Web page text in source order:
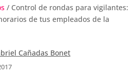
/ Control de rondas para vigilantes:
de tus empleados de la
Cañadas Bonet